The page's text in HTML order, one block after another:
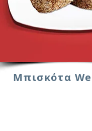
Μπισκότα